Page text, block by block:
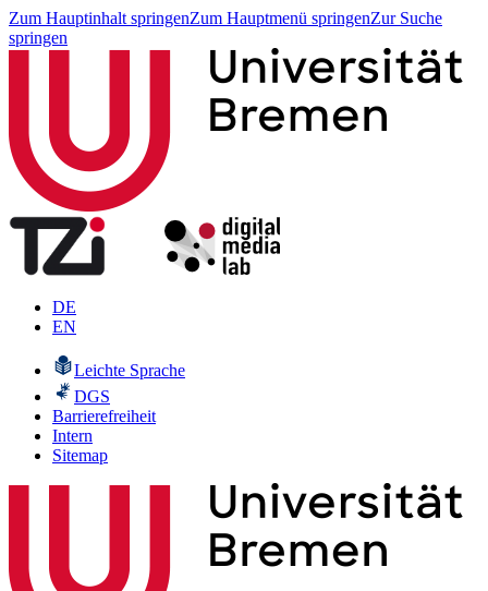
Zum Hauptinhalt springenZum Hauptmenü springenZur Suche
springen
DE
EN
Leichte Sprache
DGS
Barrierefreiheit
Intern
Sitemap